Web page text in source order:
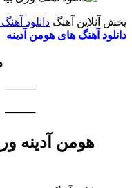
پخش آنلاین آهنگ دانلود آهنگ
دانلود آهنگ های هومن آدینه
هومن آدینه